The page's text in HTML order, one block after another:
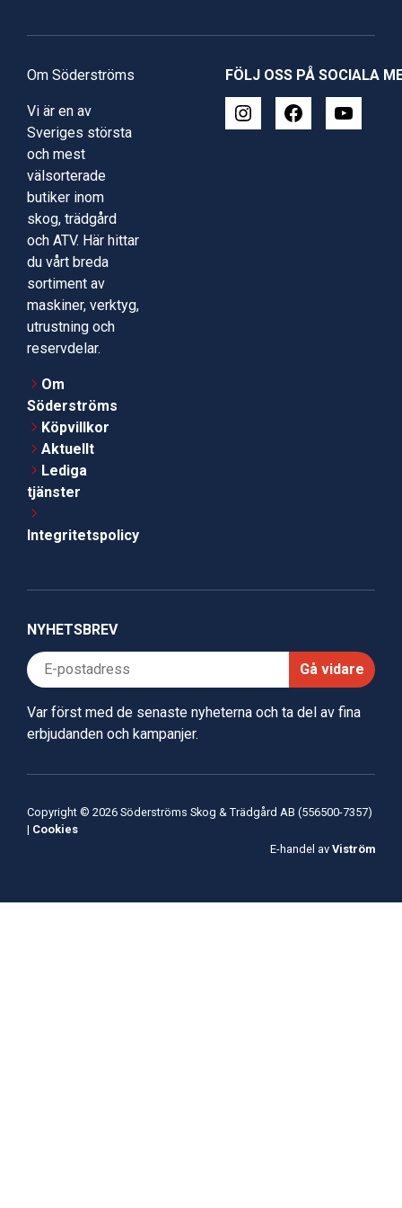
Om Söderströms
Vi är en av
Sveriges största
och mest
välsorterade
butiker inom
skog, trädgård
och ATV. Här hittar
du vårt breda
sortiment av
maskiner, verktyg,
utrustning och
reservdelar.
Om
Söderströms
Köpvillkor
Aktuellt
Lediga
tjänster
Integritetspolicy
FÖLJ OSS PÅ SOCIALA
NYHETSBREV
Gå vidare
Var först med de senaste nyheterna och ta del av fina
erbjudanden och kampanjer.
Copyright © 2026 Söderströms Skog & Trädgård AB (556500-7357)
| Cookies
E-handel av Viström